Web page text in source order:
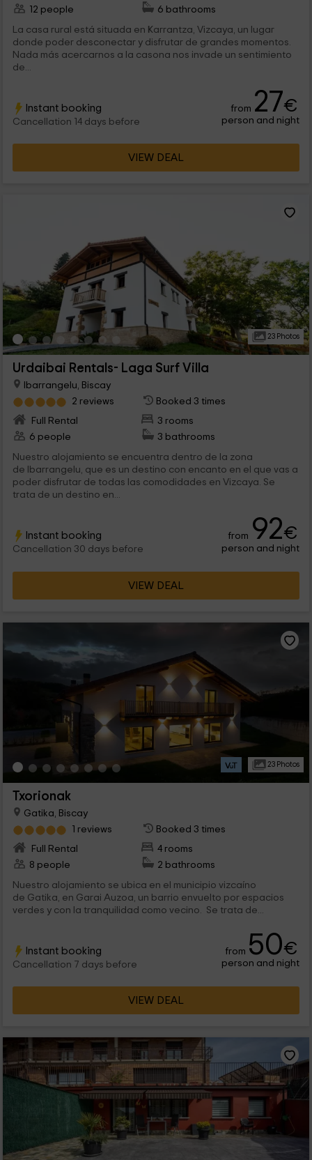
12 people
6 bathrooms
La casa rural está situada en Karrantza, Vizcaya, un lugar
donde poder desconectar y disfrutar de grandes momentos.
Nada más acercarnos a la casona nos invade un sentimiento
de...
Instant booking
Cancellation 14 days before
from 27€
person and night
VIEW DEAL
23 Photos
Urdaibai Rentals- Laga Surf Villa
Ibarrangelu, Biscay
2 reviews
Booked 3 times
Full Rental
3 rooms
6 people
3 bathrooms
Nuestro alojamiento se encuentra dentro de la zona
de Ibarrangelu, que es un destino con encanto en el que vas a
poder disfrutar de todas las comodidades en Vizcaya. Se
trata de un destino en...
Instant booking
Cancellation 30 days before
from 92€
person and night
VIEW DEAL
23 Photos
Txorionak
Gatika, Biscay
1 reviews
Booked 3 times
Full Rental
4 rooms
8 people
2 bathrooms
Nuestro alojamiento se ubica en el municipio vizcaíno
de Gatika, en Garai Auzoa, un barrio envuelto por espacios
verdes y con la tranquilidad como vecino. Se trata de...
Instant booking
Cancellation 7 days before
from 50€
person and night
VIEW DEAL